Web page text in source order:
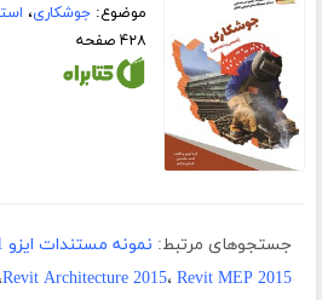
موضوع:جوشکاری،
۴۲۸ صفحه
جستجوهای مرتبط: نمونه مستندات ایزو 9001 2015
Revit Architecture 2015، Revit MEP 2015